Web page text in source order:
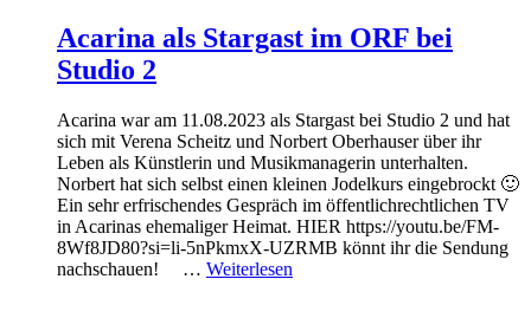
Acarina als Stargast im ORF bei
Studio 2
Acarina war am 11.08.2023 als Stargast bei Studio 2 und hat
sich mit Verena Scheitz und Norbert Oberhauser über ihr
Leben als Künstlerin und Musikmanagerin unterhalten.
Norbert hat sich selbst einen kleinen Jodelkurs eingebrockt 🙂
Ein sehr erfrischendes Gespräch im öffentlichrechtlichen TV
in Acarinas ehemaliger Heimat. HIER https://youtu.be/FM-
8Wf8JD80?si=li-5nPkmxX-UZRMB könnt ihr die Sendung
nachschauen! … Weiterlesen